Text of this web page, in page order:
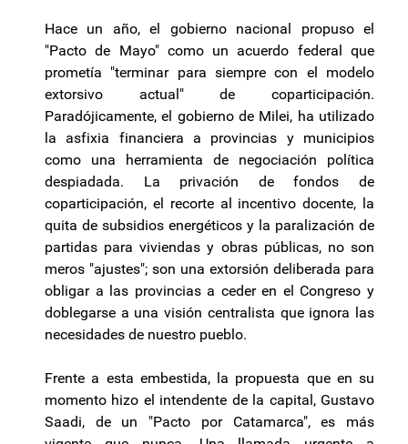
Hace un año, el gobierno nacional propuso el
"Pacto de Mayo" como un acuerdo federal que
prometía "terminar para siempre con el modelo
extorsivo actual" de coparticipación.
Paradójicamente, el gobierno de Milei, ha utilizado
la asfixia financiera a provincias y municipios
como una herramienta de negociación política
despiadada. La privación de fondos de
coparticipación, el recorte al incentivo docente, la
quita de subsidios energéticos y la paralización de
partidas para viviendas y obras públicas, no son
meros "ajustes"; son una extorsión deliberada para
obligar a las provincias a ceder en el Congreso y
doblegarse a una visión centralista que ignora las
necesidades de nuestro pueblo.
Frente a esta embestida, la propuesta que en su
momento hizo el intendente de la capital, Gustavo
Saadi, de un "Pacto por Catamarca", es más